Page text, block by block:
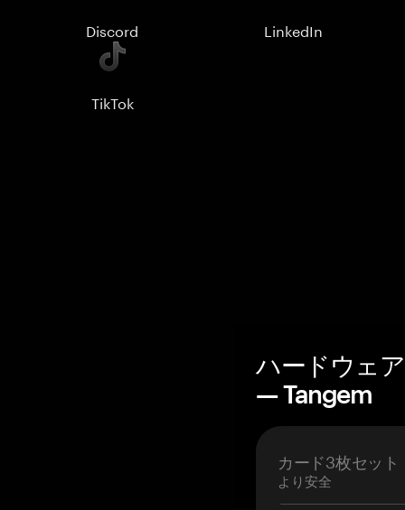
Discord LinkedIn
TikTok
ハードウェ
— Tangem
カード3枚セット
より安全